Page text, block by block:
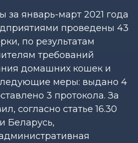
за январь-март 2021 года
проведены 43
по результатам
требований
домашних кошек и
меры: выдано 4
3 протокола. За
согласно статье 16.30
Беларусь,